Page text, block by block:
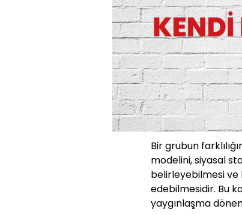
Bir grubun
modelini, siyasal
belirleyebilmesi ve
edebilmesidir. Bu
yaygınlaşma